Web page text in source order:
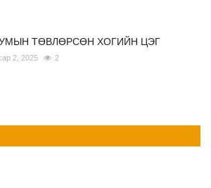
ТӨВЛӨРСӨН ХОГИЙН ЦЭГ
2, 2025 2